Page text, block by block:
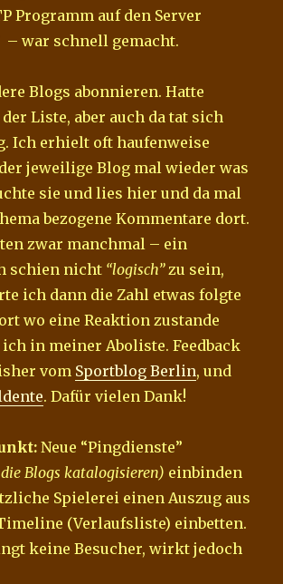
Programm auf den Server
– war schnell gemacht.
Blogs abonnieren. Hatte
Liste, aber auch da tat sich
Ich erhielt oft haufenweise
jeweilige Blog mal wieder was
sie und lies hier und da mal
bezogene Kommentare dort.
zwar manchmal – ein
schien nicht “logisch”zu sein,
ich dann die Zahl etwas folgte
wo eine Reaktion zustande
in meiner Aboliste. Feedback
vom Sportblog Berlin, und
. Dafür vielen Dank!
Neue “Pingdienste”
Blogs katalogisieren) einbinden
Spielerei einen Auszug aus
(Verlaufsliste) einbetten.
keine Besucher, wirkt jedoch